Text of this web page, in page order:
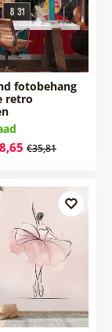
fotobehang
retro
€35,81